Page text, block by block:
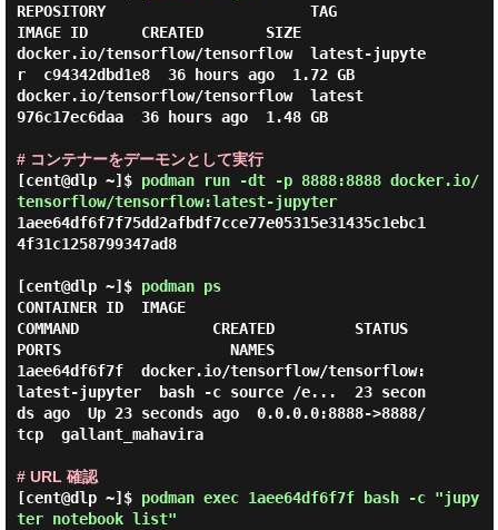
REPOSITORY                       TAG
IMAGE ID      CREATED       SIZE
docker.io/tensorflow/tensorflow  latest-jupyte
r  c94342dbd1e8  36 hours ago  1.72 GB
docker.io/tensorflow/tensorflow  latest
976c17ec6daa  36 hours ago  1.48 GB
# コンテナーをデーモンとして実行
[cent@dlp ~]$ podman run -dt -p 8888:8888 docker.io/
tensorflow/tensorflow:latest-jupyter
1aee64df6f7f75dd2afbdf7cce77e05315e31435c1ebc1
4f31c1258799347ad8
[cent@dlp ~]$ podman ps
CONTAINER ID  IMAGE
COMMAND               CREATED         STATUS
PORTS                   NAMES
1aee64df6f7f  docker.io/tensorflow/tensorflow:
latest-jupyter  bash -c source /e...  23 secon
ds ago  Up 23 seconds ago  0.0.0.0:8888->8888/
tcp  gallant_mahavira
# URL 確認
[cent@dlp ~]$ podman exec 1aee64df6f7f bash -c "jupy
ter notebook list"